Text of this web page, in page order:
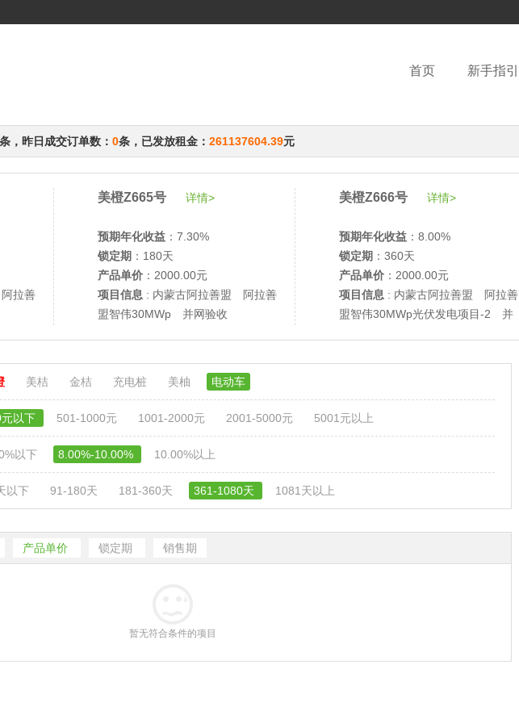
首页 新手指引
条，昨日成交订单数： 0条，已发放租金： 261137604.39元
拉善
美橙Z665号 详情>
预期年化收益 ：7.30%
锁定期 ：180天
产品单价 ：2000.00元
项目信息 : 内蒙古阿拉善盟 阿拉善
盟智伟30MWp 并网验收
美橙Z666号 详情>
预期年化收益 ：8.00%
锁定期 ：360天
产品单价 ：2000.00元
项目信息 : 内蒙古阿拉善盟 阿拉善
盟智伟30MWp光伏发电项目-2 并
美桔 金桔 充电桩 美柚 电动车
以下 501-1000元 1001-2000元 2001-5000元 5001元以上
以下 8.00%-10.00% 10.00%以上
以下 91-180天 181-360天 361-1080天 1081天以上
产品单价 锁定期 销售期
暂无符合条件的项目